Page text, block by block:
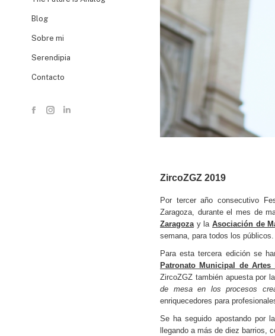
Blog
Sobre mi
Serendipia
Contacto
FacebookInstagram
ZircoZGZ 2019
Por tercer año consecutivo
Zaragoza, durante el mes de
Zaragoza y laAsociación de
semana, para todos los públicos.
Para esta tercera edición se
Patronato Municipal de Artes
ZircoZGZ también apuesta por
de mesa en los procesos
enriquecedores para
Se ha seguido apostando por
llegando a más de diez barrios,